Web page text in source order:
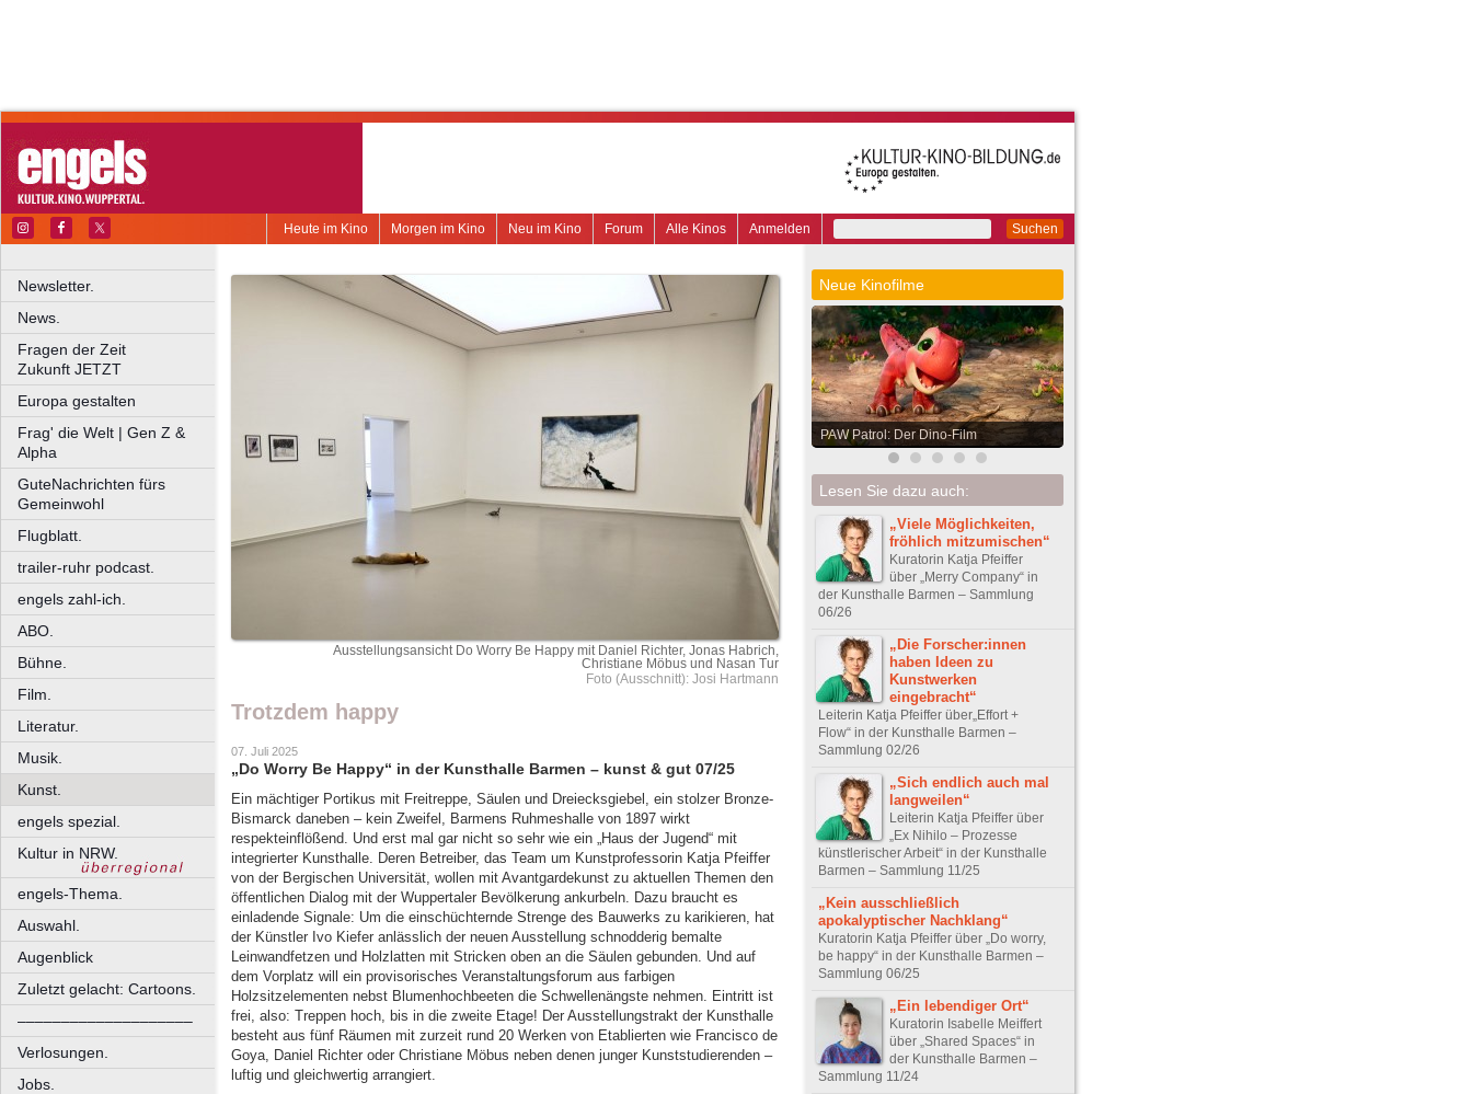
Suchen
Anmelden
Alle Kinos
Forum
Neu im Kino
Morgen im Kino
Heute im Kino
Newsletter.
News.
Fragen der Zeit
Zukunft JETZT
Europa gestalten
Frag' die Welt | Gen Z &
Alpha
GuteNachrichten fürs
Gemeinwohl
Flugblatt.
trailer-ruhr podcast.
engels zahl-ich.
ABO.
Bühne.
Film.
Literatur.
Musik.
Kunst.
engels spezial.
Kultur in NRW.
engels-Thema.
Auswahl.
Augenblick
Zuletzt gelacht: Cartoons.
––––––––––––––––––––
Verlosungen.
Jobs.
Ausstellungsansicht Do Worry Be Happy mit Daniel Richter, Jonas Habrich,
Christiane Möbus und Nasan Tur
Foto (Ausschnitt): Josi Hartmann
Trotzdem happy
07. Juli 2025
„Do Worry Be Happy“ in der Kunsthalle Barmen – kunst & gut 07/25
Ein mächtiger Portikus mit Freitreppe, Säulen und Dreiecksgiebel, ein stolzer Bronze-
Bismarck daneben – kein Zweifel, Barmens Ruhmeshalle von 1897 wirkt
respekteinflößend. Und erst mal gar nicht so sehr wie ein „Haus der Jugend“ mit
integrierter Kunsthalle. Deren Betreiber, das Team um Kunstprofessorin Katja Pfeiffer
von der Bergischen Universität, wollen mit Avantgardekunst zu aktuellen Themen den
öffentlichen Dialog mit der Wuppertaler Bevölkerung ankurbeln. Dazu braucht es
einladende Signale: Um die einschüchternde Strenge des Bauwerks zu karikieren, hat
der Künstler Ivo Kiefer anlässlich der neuen Ausstellung schnodderig bemalte
Leinwandfetzen und Holzlatten mit Stricken oben an die Säulen gebunden. Und auf
dem Vorplatz will ein provisorisches Veranstaltungsforum aus farbigen
Holzsitzelementen nebst Blumenhochbeeten die Schwellenängste nehmen. Eintritt ist
frei, also: Treppen hoch, bis in die zweite Etage! Der Ausstellungstrakt der Kunsthalle
besteht aus fünf Räumen mit zurzeit rund 20 Werken von Etablierten wie Francisco de
Goya, Daniel Richter oder Christiane Möbus neben denen junger Kunststudierenden –
luftig und gleichwertig arrangiert.
Neue Kinofilme
PAW Patrol: Der Dino-Film
Lesen Sie dazu auch:
„Viele Möglichkeiten,
fröhlich mitzumischen“
Kuratorin Katja Pfeiffer
über „Merry Company“ in
der Kunsthalle Barmen – Sammlung
06/26
„Die Forscher:innen
haben Ideen zu
Kunstwerken
eingebracht“
Leiterin Katja Pfeiffer über„Effort +
Flow“ in der Kunsthalle Barmen –
Sammlung 02/26
„Sich endlich auch mal
langweilen“
Leiterin Katja Pfeiffer über
„Ex Nihilo – Prozesse
künstlerischer Arbeit“ in der Kunsthalle
Barmen – Sammlung 11/25
„Kein ausschließlich
apokalyptischer Nachklang“
Kuratorin Katja Pfeiffer über „Do worry,
be happy“ in der Kunsthalle Barmen –
Sammlung 06/25
„Ein lebendiger Ort“
Kuratorin Isabelle Meiffert
über „Shared Spaces“ in
der Kunsthalle Barmen –
Sammlung 11/24